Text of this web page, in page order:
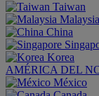
Taiwan
Malaysia
China
Korea
AMÉRICA DEL
México